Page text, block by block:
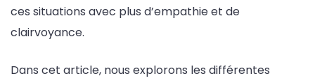
ces situations avec plus d’empathie et de
clairvoyance.
Dans cet article, nous explorons les différentes